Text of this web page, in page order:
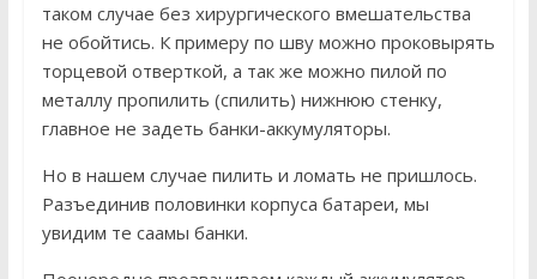
таком случае без хирургического вмешательства
не обойтись. К примеру по шву можно проковырять
торцевой отверткой, а так же можно пилой по
металлу пропилить (спилить) нижнюю стенку,
главное не задеть банки-аккумуляторы.
Но в нашем случае пилить и ломать не пришлось.
Разъединив половинки корпуса батареи, мы
увидим те саамы банки.